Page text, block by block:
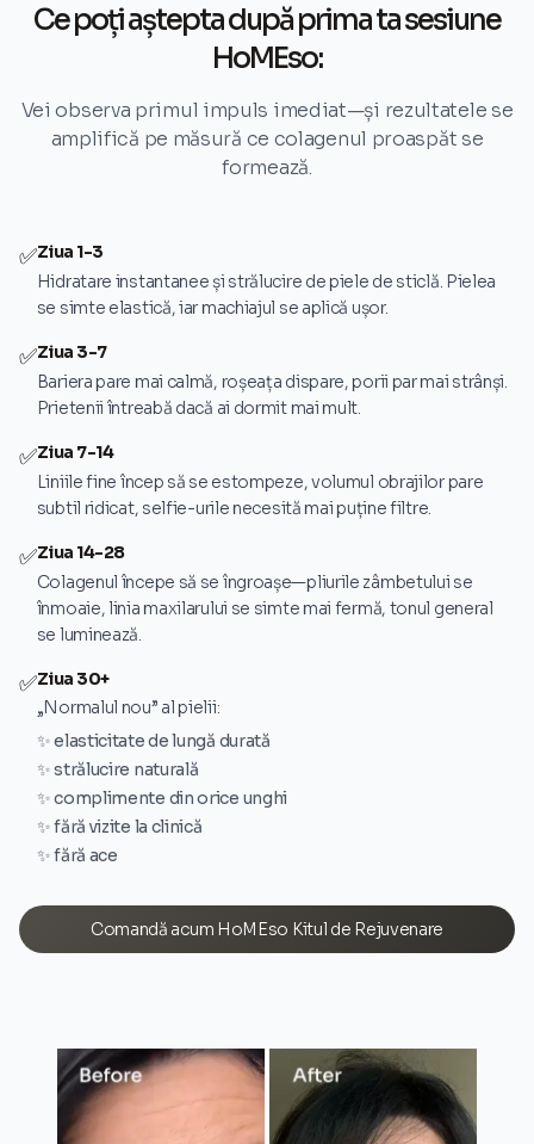
Ce poți aștepta după prima ta sesiune
HoMEso:
Vei observa primul impuls imediat—și rezultatele se
amplifică pe măsură ce colagenul proaspăt se
formează.
✅Ziua 1-3
Hidratare instantanee și strălucire de piele de sticlă. Pielea
se simte elastică, iar machiajul se aplică ușor.
✅Ziua 3-7
Bariera pare mai calmă, roșeața dispare, porii par mai strânși.
Prietenii întreabă dacă ai dormit mai mult.
✅Ziua 7-14
Liniile fine încep să se estompeze, volumul obrajilor pare
subtil ridicat, selfie-urile necesită mai puține filtre.
✅Ziua 14-28
Colagenul începe să se îngroașe—pliurile zâmbetului se
înmoaie, linia maxilarului se simte mai fermă, tonul general
se luminează.
✅Ziua 30+
„Normalul nou” al pielii:
✨ elasticitate de lungă durată
✨ strălucire naturală
✨ complimente din orice unghi
✨ fără vizite la clinică
✨ fără ace
Comandă acum HoMEso Kitul de Rejuvenare